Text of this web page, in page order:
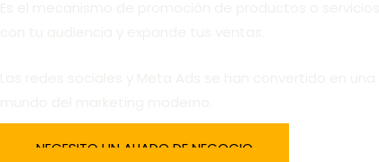
NECESITO UN ALIADO DE NEGOCIO